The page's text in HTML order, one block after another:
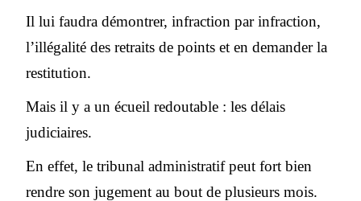
Il lui faudra démontrer, infraction par infraction,
l’illégalité des retraits de points et en demander la
restitution.
Mais il y a un écueil redoutable : les délais
judiciaires.
En effet, le tribunal administratif peut fort bien
rendre son jugement au bout de plusieurs mois.